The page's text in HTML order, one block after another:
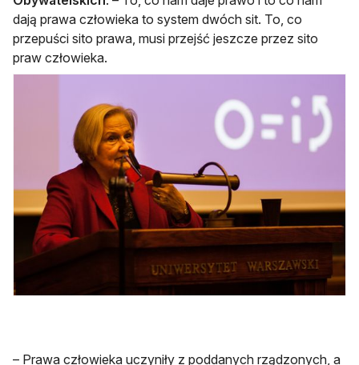
dają prawa człowieka to system dwóch sit. To, co
przepuści sito prawa, musi przejść jeszcze przez sito
praw człowieka.
– Prawa człowieka uczyniły z poddanych rządzonych, a